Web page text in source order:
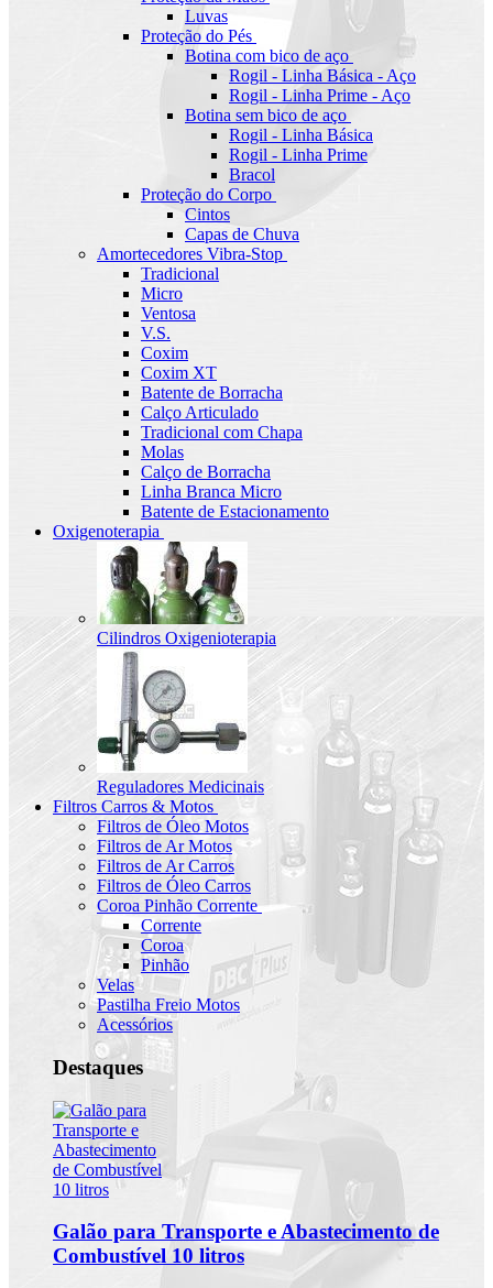
Luvas
Proteção do Pés
Botina com bico de aço
Rogil - Linha Básica - Aço
Rogil - Linha Prime - Aço
Botina sem bico de aço
Rogil - Linha Básica
Rogil - Linha Prime
Bracol
Proteção do Corpo
Cintos
Capas de Chuva
Amortecedores Vibra-Stop
Tradicional
Micro
Ventosa
V.S.
Coxim
Coxim XT
Batente de Borracha
Calço Articulado
Tradicional com Chapa
Molas
Calço de Borracha
Linha Branca Micro
Batente de Estacionamento
Oxigenoterapia
Cilindros Oxigenioterapia
Reguladores Medicinais
Filtros Carros & Motos
Filtros de Óleo Motos
Filtros de Ar Motos
Filtros de Ar Carros
Filtros de Óleo Carros
Coroa Pinhão Corrente
Corrente
Coroa
Pinhão
Velas
Pastilha Freio Motos
Acessórios
Destaques
Galão para Transporte e Abastecimento de
Combustível 10 litros